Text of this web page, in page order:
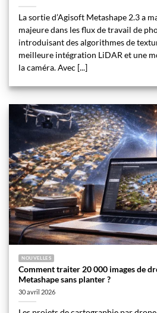
La sortie d’Agisoft Metashape 2.3 a
majeure dans les flux de travail de
introduisant des algorithmes de
meilleure intégration LiDAR et une
la caméra. Avec [...]
NOUVELLES
Comment traiter 20 000 images de
Metashape sans planter ?
30 avril 2026